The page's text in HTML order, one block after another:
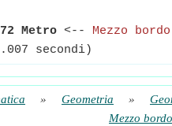
Metro <-- Mezzo
secondi)
» Geometria »
Mezzo